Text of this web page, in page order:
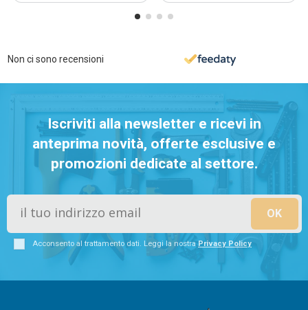
Non ci sono recensioni
Iscriviti alla newsletter e ricevi in
anteprima novità, offerte esclusive e
promozioni dedicate al settore.
Acconsento al trattamento dati. Leggi la nostraPrivacy Policy